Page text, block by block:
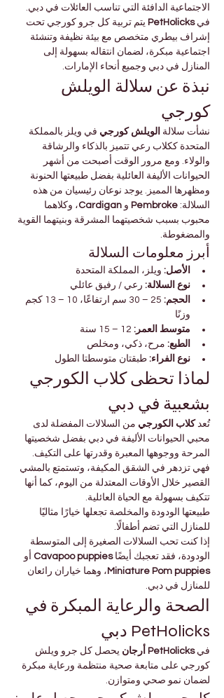
الاجتماعية الدافئة التي تناسب العائلات في دبي.
في PetHolicks يتم تربية كل جرو كورجي تحت
إشراف بيطري متخصص مع بيئة نظيفة وتنشئة
اجتماعية مبكرة، لضمان انتقاله بسهولة إلى
المنازل في دبي وجميع أنحاء الإمارات.
نبذة عن سلالة الويلش
كورجي
نشأت سلالة الويلش كورجي في ويلز بالمملكة
المتحدة ككلاب رعي تتميز بالذكاء والرشاقة
والولاء. ومع مرور الوقت أصبحت من أشهر
الحيوانات الأليفة العائلية بفضل طبيعتها الحنونة
ومظهرها المميز. يوجد نوعان رئيسيان من هذه
السلالة: Pembroke و Cardigan، وكلاهما
محبوب بسبب شخصيتهما المشرقة وبنيتهما القوية
والمضغوطة.
أبرز معلومات السلالة
الأصل: ويلز، المملكة المتحدة
نوع السلالة: رعي / رفيق عائلي
الحجم:
25 – 30 سم ارتفاعًا، 10 – 13 كجم
وزنًا
متوسط العمر:
الطبع: مرح، ذكي، ومخلص
نوع الفراء: طبقتان متوسطتا الطول
لماذا تحظى كلاب الكورجي
بشعبية في دبي
تُعد كلاب الكورجي من السلالات المفضلة لدى
محبي الحيوانات الأليفة في دبي بفضل شخصيتها
المرحة ووجوهها المعبرة وقدرتها على التكيف.
فهي تزدهر في الشقق المكيفة، وتستمتع بالمشي
القصير خلال الأوقات المعتدلة من اليوم، كما أنها
تتكيف بسهولة مع الحياة العائلية.
طبيعتها الودودة والمخلصة تجعلها خيارًا مثاليًا
للمنازل التي تضم أطفالًا.
إذا كنت تحب السلالات الصغيرة إلى المتوسطة
الودودة، فقد تعجبك أيضًا Cavapoo puppies أو
Miniature Pom puppies ، وهما خياران رائعان
للمنازل في دبي.
الصحة والرعاية المبكرة في
PetHolicks دبي
في PetHolicks أرجان
يحصل كل جرو ويلش
كورجي على متابعة صحية منتظمة ورعاية مبكرة
لضمان نمو صحي ومتوازن.